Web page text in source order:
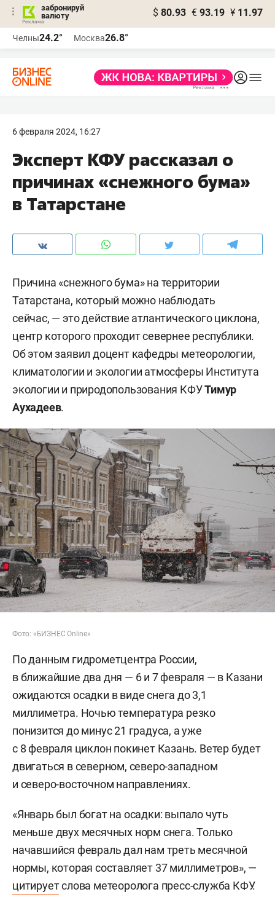
забронируй
валюту
$ 80.93 € 93.19 ¥ 11.97
Челны24.2° Москва26.8°
6 февраля 2024, 16:27
Эксперт КФУ рассказал о
причинах «снежного бума»
в Татарстане
Причина «снежного бума» на территории
Татарстана, который можно наблюдать
сейчас, — это действие атлантического циклона,
центр которого проходит севернее республики.
Об этом заявил доцент кафедры метеорологии,
климатологии и экологии атмосферы Института
экологии и природопользования КФУТимур
Аухадеев.
Фото: «БИЗНЕС Online»
По данным гидрометцентра России,
в ближайшие два дня — 6 и 7 февраля — в Казани
ожидаются осадки в виде снега до 3,1
миллиметра. Ночью температура резко
понизится до минус 21 градуса, а уже
с 8 февраля циклон покинет Казань. Ветер будет
двигаться в северном, северо-западном
и северо-восточном направлениях.
«Январь был богат на осадки: выпало чуть
меньше двух месячных норм снега. Только
начавшийся февраль дал нам треть месячной
нормы, которая составляет 37 миллиметров», —
цитируетслова метеоролога пресс-служба КФУ.